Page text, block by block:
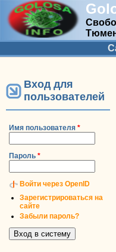
Вход для
пользователей
Имя пользователя *
Пароль *
Войти через OpenID
Зарегистрироваться на
сайте
Забыли пароль?